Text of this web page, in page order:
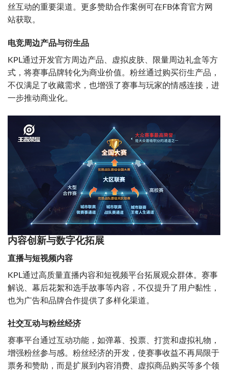
丝互动的重要渠道。更多赞助合作案例可在FB体育官方网
站获取。
电竞周边产品与衍生品
KPL通过开发官方周边产品、虚拟皮肤、限量周边礼盒等方
式，将赛事品牌转化为商业价值。粉丝通过购买衍生产品，
不仅满足了收藏需求，也增强了赛事与玩家的情感连接，进
一步推动商业化。
内容创新与数字化拓展
直播与短视频内容
KPL通过高质量直播内容和短视频平台拓展观众群体。赛事
解说、幕后花絮和选手故事等内容，不仅提升了用户黏性，
也为广告和品牌合作提供了多样化渠道。
社交互动与粉丝经济
赛事平台通过互动功能，如弹幕、投票、打赏和虚拟礼物，
增强粉丝参与感。粉丝经济的开发，使赛事收益不再局限于
票务和赞助，而是扩展到内容消费、虚拟商品购买等多个领